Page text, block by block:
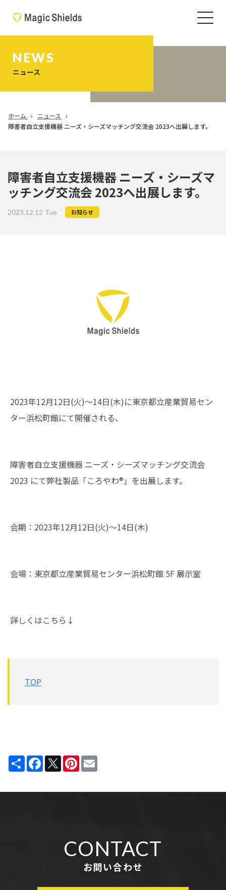
NEWS
ニュース
ホーム
ニュース
障害者自立支援機器 ニーズ・シーズマッチング交流会 2023へ出展します。
障害者自立支援機器 ニーズ・シーズマ
ッチング交流会 2023へ出展します。
2023.12.12 Tue お知らせ
2023年12月12日(火)〜14日(木)に東京都立産業貿易セン
ター浜松町館にて開催される、
障害者自立支援機器 ニーズ・シーズマッチング交流会
2023 にて弊社製品「ころやわ®︎」を出展します。
会期：2023年12月12日(火)〜14日(木)
会場：東京都立産業貿易センター浜松町館 5F 展示室
詳しくはこちら↓
TOP
Share FacebookTwitterPinterest
CONTACT
お問い合わせ